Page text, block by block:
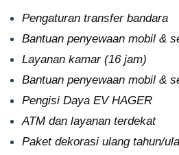
Pengaturan transfer bandara
Bantuan penyewaan mobil &
Layanan kamar (16 jam)
Bantuan penyewaan mobil &
Pengisi Daya EV HAGER
ATM dan layanan terdekat
Paket dekorasi ulang tahun/